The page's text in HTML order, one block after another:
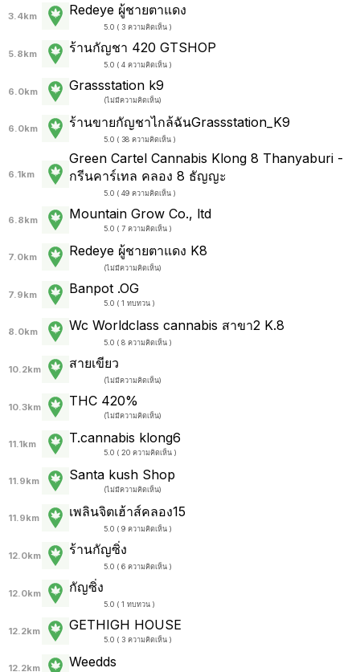
3.4km Redeye ผู้ชายตาแดง
5.0 ( 3 ความคิดเห็น )
5.8km ร้านกัญชา 420 GTSHOP
5.0 ( 4 ความคิดเห็น )
6.0km Grassstation k9
(ไม่มีความคิดเห็น)
6.0km ร้านขายกัญชาไกล้ฉันGrassstation_K9
5.0 ( 38 ความคิดเห็น )
6.1km
Green Cartel Cannabis Klong 8 Thanyaburi -
กรีนคาร์เทล คลอง 8 ธัญญะ
5.0 ( 49 ความคิดเห็น )
6.8km Mountain Grow Co., ltd
5.0 ( 7 ความคิดเห็น )
7.0km Redeye ผู้ชายตาแดง K8
(ไม่มีความคิดเห็น)
7.9km Banpot .OG
5.0 ( 1 ทบทวน )
8.0km Wc Worldclass cannabis สาขา2 K.8
5.0 ( 8 ความคิดเห็น )
10.2km สายเขียว
(ไม่มีความคิดเห็น)
10.3km THC 420%
(ไม่มีความคิดเห็น)
11.1km T.cannabis klong6
5.0 ( 20 ความคิดเห็น )
11.9km Santa kush Shop
(ไม่มีความคิดเห็น)
11.9km เพลินจิตเฮ้าส์คลอง15
5.0 ( 9 ความคิดเห็น )
12.0km ร้านกัญซิ่ง
5.0 ( 6 ความคิดเห็น )
12.0km กัญซิ่ง
5.0 ( 1 ทบทวน )
12.2km GETHIGH HOUSE
5.0 ( 3 ความคิดเห็น )
12.2km Weedds